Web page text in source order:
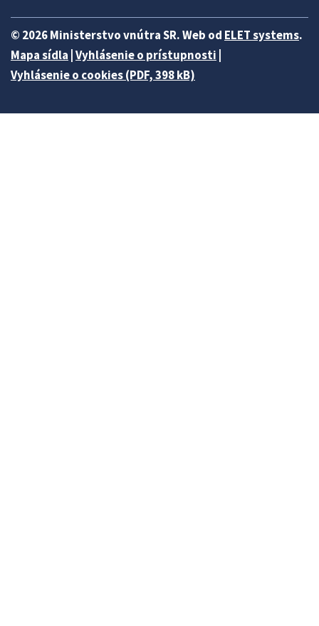
© 2026 Ministerstvo vnútra SR. Web od ELET systems.
Mapa sídla Vyhlásenie o prístupnosti
Vyhlásenie o cookies (PDF, 398 kB)